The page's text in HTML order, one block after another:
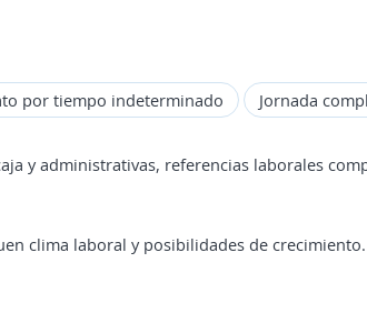
por tiempo indeterminado Jornada
y administrativas, referencias laborales
clima laboral y posibilidades de crecimiento.